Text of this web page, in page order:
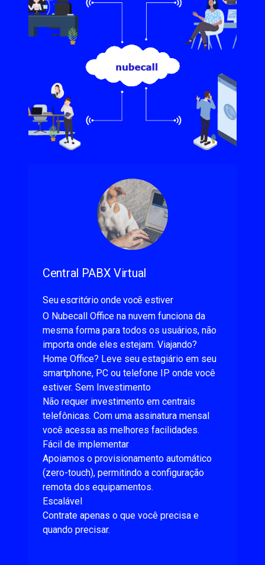
Central PABX Virtual
Seu escritório onde você estiver
O Nubecall Office na nuvem funciona da
mesma forma para todos os usuários, não
importa onde eles estejam. Viajando?
Home Office? Leve seu estagiário em seu
smartphone, PC ou telefone IP onde você
estiver. Sem Investimento
Não requer investimento em centrais
telefônicas. Com uma assinatura mensal
você acessa as melhores facilidades.
Fácil de implementar
Apoiamos o provisionamento automático
(zero-touch), permitindo a configuração
remota dos equipamentos.
Escalável
Contrate apenas o que você precisa e
quando precisar.